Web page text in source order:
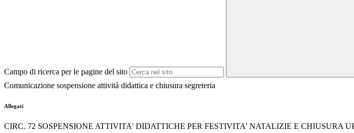
Campo di ricerca per le pagine del sito
Comunicazione sospensione attività didattica e chiusura segreteria
Allegati
CIRC. 72 SOSPENSIONE ATTIVITA' DIDATTICHE PER FESTIVITA' NATALIZIE E CHIUSURA